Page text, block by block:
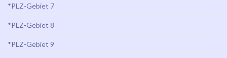
*PLZ-Gebiet 7
*PLZ-Gebiet 8
*PLZ-Gebiet 9